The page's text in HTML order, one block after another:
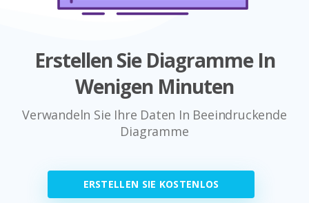
Erstellen Sie Diagramme In
Wenigen Minuten
Verwandeln Sie Ihre Daten In Beeindruckende
Diagramme
ERSTELLEN SIE KOSTENLOS